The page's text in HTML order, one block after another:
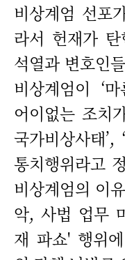
비상계엄 선포
라서 헌재가
석열과 변호인
비상계엄이 ‘
어이없는 조치
국가비상사태’,
통치행위라고
비상계엄의 이
악, 사법 업무
재 파쇼' 행위